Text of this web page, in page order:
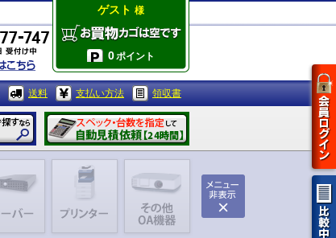
ゲスト 様
0ポイント
送料 支払い方法 領収書